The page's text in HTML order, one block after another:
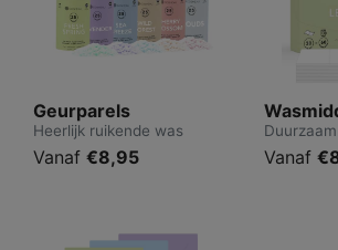
Geurparels
Heerlijk ruikende was
Vanaf €8,95 Vanaf